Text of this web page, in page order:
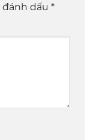
dấu *